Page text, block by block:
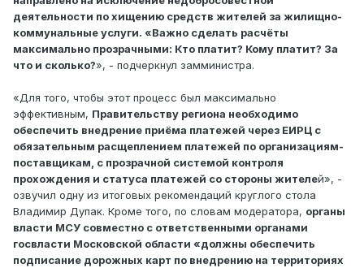
деятельности по хищению средств жителей за жилищно-
коммунальные услуги. «Важно сделать расчёты
максимально прозрачными: Кто платит? Кому платит? За
что и сколько?», - подчеркнул замминистра.
«Для того, чтобы этот процесс был максимально
эффективным, Правительству региона необходимо
обеспечить внедрение приёма платежей через ЕИРЦ с
обязательным расщеплением платежей по организациям-
поставщикам, с прозрачной системой контроля
прохождения и статуса платежей со стороны жителей», -
озвучил одну из итоговых рекомендаций круглого стола
Владимир Дупак. Кроме того, по словам модератора, органы
власти МСУ совместно с ответственными органами
госвласти Московской области «должны обеспечить
подписание дорожных карт по внедрению на территориях